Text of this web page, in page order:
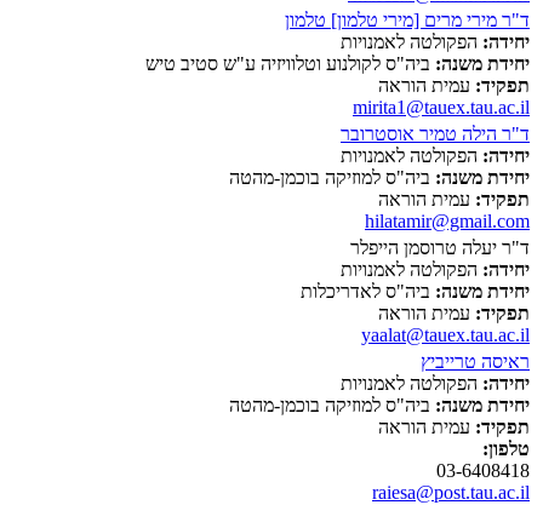
ד"ר מירי מרים [מירי טלמון] טלמון
יחידה: הפקולטה לאמנויות
יחידת משנה: ביה"ס לקולנוע וטלוויזיה ע"ש סטיב טיש
תפקיד: עמית הוראה
mirita1@tauex.tau.ac.il
ד"ר הילה טמיר אוסטרובר
יחידה: הפקולטה לאמנויות
יחידת משנה: ביה"ס למוזיקה בוכמן-מהטה
תפקיד: עמית הוראה
hilatamir@gmail.com
ד"ר יעלה טרוסמן הייפלר
יחידה: הפקולטה לאמנויות
יחידת משנה: ביה"ס לאדריכלות
תפקיד: עמית הוראה
yaalat@tauex.tau.ac.il
ראיסה טרייביץ
יחידה: הפקולטה לאמנויות
יחידת משנה: ביה"ס למוזיקה בוכמן-מהטה
תפקיד: עמית הוראה
טלפון:
03-6408418
raiesa@post.tau.ac.il